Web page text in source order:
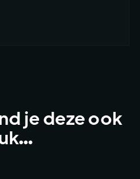
je deze ook